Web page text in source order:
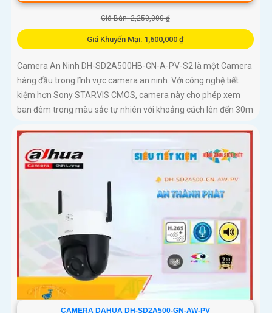
Giá Bán: 2,250,000 ₫
Giá Khuyến Mại: 1,600,000 ₫
Camera An Ninh DH-SD2A500HB-GN-A-PV-S2 là một Camera
hàng đầu trong lĩnh vực camera an ninh. Với công nghệ tiết
kiệm hơn Sony STARVIS CMOS, camera này cho phép xem
ban đêm trong màu sắc tự nhiên với khoảng cách lên đến 30m
CAMERA DAHUA DH-SD2A500-GN-AW-PV